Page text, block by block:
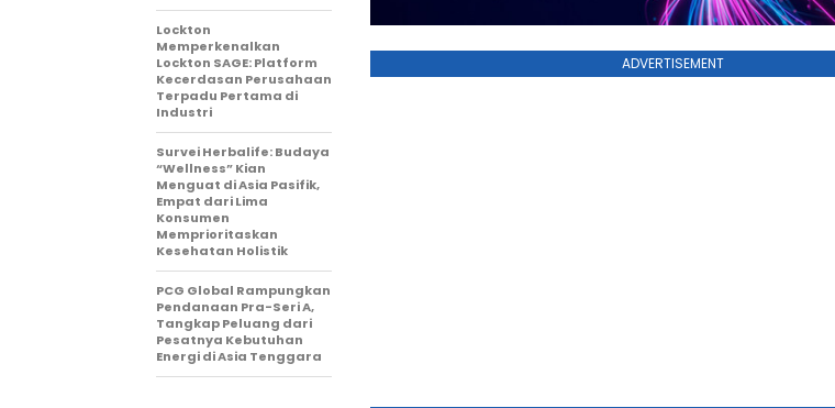
ADVERTISEMENT
Lockton
Memperkenalkan
Lockton SAGE: Platform
Kecerdasan Perusahaan
Terpadu Pertama di
Industri
Survei Herbalife: Budaya
“Wellness” Kian
Menguat di Asia Pasifik,
Empat dari Lima
Konsumen
Memprioritaskan
Kesehatan Holistik
PCG Global Rampungkan
Pendanaan Pra-Seri A,
Tangkap Peluang dari
Pesatnya Kebutuhan
Energi di Asia Tenggara